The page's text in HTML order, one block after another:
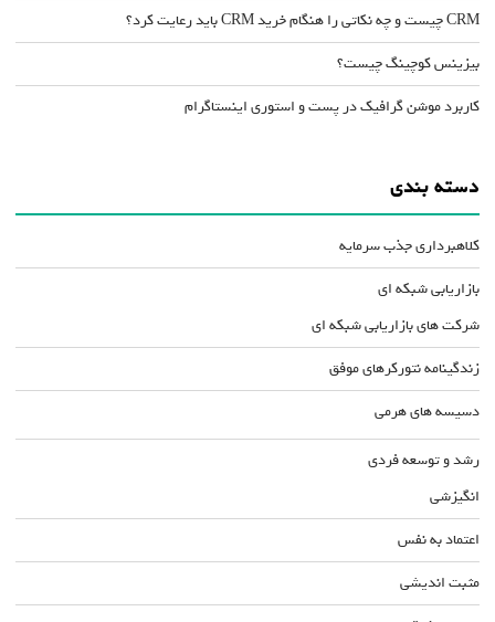
CRM چیست و چه نکاتی را هنگام خرید CRM باید رعایت کرد؟
بیزینس کوچینگ چیست؟
کاربرد موشن گرافیک در پست و استوری اینستاگرام
دسته بندی
کلاهبرداری جذب سرمایه
بازاریابی شبکه ای
شرکت های بازاریابی شبکه ای
زندگینامه نتورکرهای موفق
دسیسه های هرمی
رشد و توسعه فردی
انگیزشی
اعتماد به نفس
مثبت اندیشی